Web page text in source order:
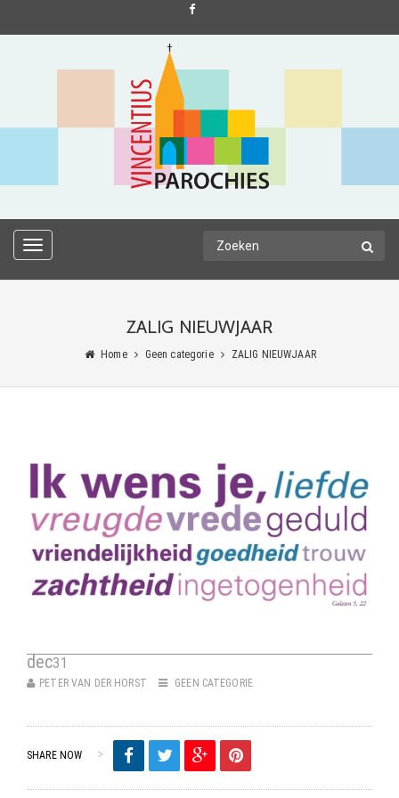
TOGGLE
ZALIG NIEUWJAAR
Home Geen categorie ZALIG NIEUWJAAR
dec31
PETER VAN DER HORST GEEN CATEGORIE
SHARE NOW